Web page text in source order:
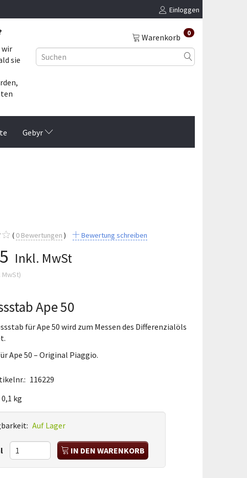
Einloggen
wir
sie
Warenkorb 0
Gebyr
0Bewertungen Bewertung schreiben
Inkl. MwSt
MwSt)
Ape 50
für Ape 50 wird zum Messen des Differenzialöls
Ape 50 – Original Piaggio.
116229
0,1 kg
Auf Lager
IN DEN WARENKORB